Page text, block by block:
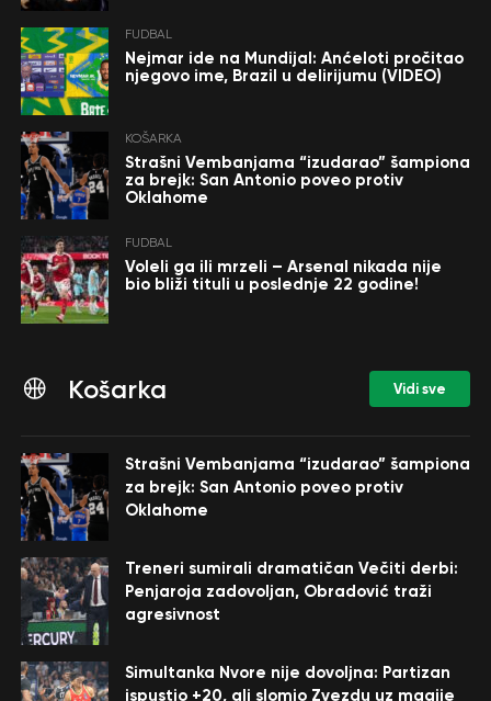
FUDBAL
Nejmar ide na Mundijal: Anćeloti pročitao
njegovo ime, Brazil u delirijumu (VIDEO)
KOŠARKA
Strašni Vembanjama “izudarao” šampiona
za brejk: San Antonio poveo protiv
Oklahome
FUDBAL
Voleli ga ili mrzeli – Arsenal nikada nije
bio bliži tituli u poslednje 22 godine!
Košarka Vidi sve
Strašni Vembanjama “izudarao” šampiona
za brejk: San Antonio poveo protiv
Oklahome
Treneri sumirali dramatičan Večiti derbi:
Penjaroja zadovoljan, Obradović traži
agresivnost
Simultanka Nvore nije dovoljna: Partizan
ispustio +20, ali slomio Zvezdu uz magije